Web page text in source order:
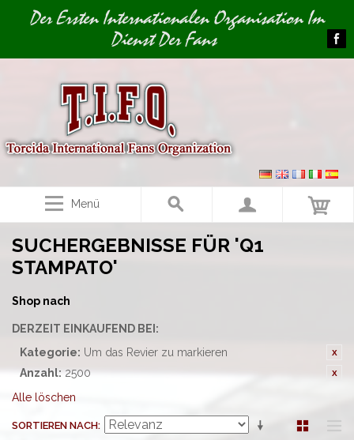
Image 01Der Ersten Internationalen Organisation Im
Dienst Der Fans
Menü
SUCHERGEBNISSE FÜR 'Q1
STAMPATO'
Shop nach
DERZEIT EINKAUFEND BEI:
Kategorie: Um das Revier zu markieren
Anzahl: 2500
Alle löschen
SORTIEREN NACH